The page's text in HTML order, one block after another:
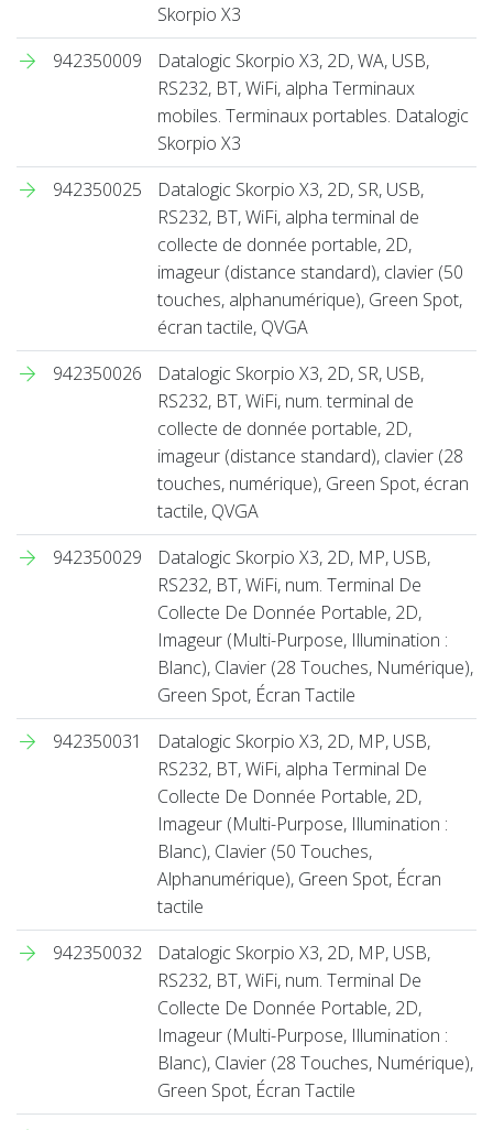
Skorpio X3
942350009
Datalogic Skorpio X3, 2D, WA, USB,
RS232, BT, WiFi, alpha Terminaux
mobiles. Terminaux portables. Datalogic
Skorpio X3
942350025
Datalogic Skorpio X3, 2D, SR, USB,
RS232, BT, WiFi, alpha terminal de
collecte de donnée portable, 2D,
imageur (distance standard), clavier (50
touches, alphanumérique), Green Spot,
écran tactile, QVGA
942350026
Datalogic Skorpio X3, 2D, SR, USB,
RS232, BT, WiFi, num. terminal de
collecte de donnée portable, 2D,
imageur (distance standard), clavier (28
touches, numérique), Green Spot, écran
tactile, QVGA
942350029
Datalogic Skorpio X3, 2D, MP, USB,
RS232, BT, WiFi, num. Terminal De
Collecte De Donnée Portable, 2D,
Imageur (Multi-Purpose, Illumination :
Blanc), Clavier (28 Touches, Numérique),
Green Spot, Écran Tactile
942350031
Datalogic Skorpio X3, 2D, MP, USB,
RS232, BT, WiFi, alpha Terminal De
Collecte De Donnée Portable, 2D,
Imageur (Multi-Purpose, Illumination :
Blanc), Clavier (50 Touches,
Alphanumérique), Green Spot, Écran
tactile
942350032
Datalogic Skorpio X3, 2D, MP, USB,
RS232, BT, WiFi, num. Terminal De
Collecte De Donnée Portable, 2D,
Imageur (Multi-Purpose, Illumination :
Blanc), Clavier (28 Touches, Numérique),
Green Spot, Écran Tactile